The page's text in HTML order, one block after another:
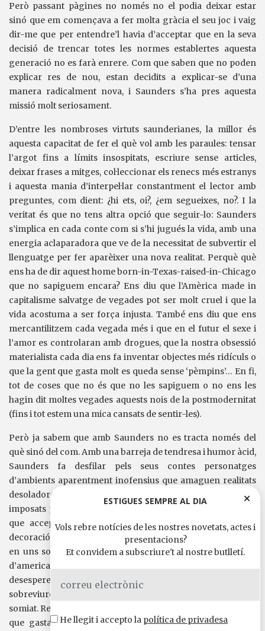
Però passant pàgines no només no el podia deixar estar
sinó que em començava a fer molta gràcia el seu joc i vaig
dir-me que per entendre’l havia d’acceptar que en la seva
decisió de trencar totes les normes establertes aquesta
generació no es farà enrere. Com que saben que no poden
explicar res de nou, estan decidits a explicar-se d’una
manera radicalment nova, i Saunders s’ha pres aquesta
missió molt seriosament.
D’entre les nombroses virtuts saunderianes, la millor és
aquesta capacitat de fer el què vol amb les paraules: tensar
l’argot fins a límits insospitats, escriure sense articles,
deixar frases a mitges, col·leccionar els renecs més estranys
i aquesta mania d’interpel·lar constantment el lector amb
preguntes, com dient: ¿hi ets, oi?, ¿em segueixes, no?. I la
veritat és que no tens altra opció que seguir-lo: Saunders
s’implica en cada conte com si s’hi jugués la vida, amb una
energia aclaparadora que ve de la necessitat de subvertir el
llenguatge per fer aparèixer una nova realitat. Perquè què
ens ha de dir aquest home born-in-Texas-raised-in-Chicago
que no sapiguem encara? Ens diu que l’Amèrica made in
capitalisme salvatge de vegades pot ser molt cruel i que la
vida acostuma a ser força injusta. També ens diu que ens
mercantilitzem cada vegada més i que en el futur el sexe i
l’amor es controlaran amb drogues, que la nostra obsessió
materialista cada dia ens fa inventar objectes més ridículs o
que la gent que gasta molt es queda sense ‘pèmpins’… En fi,
tot de coses que no és que no les sapiguem o no ens les
hagin dit moltes vegades aquests nois de la postmodernitat
(fins i tot estem una mica cansats de sentir-les).
Però ja sabem que amb Saunders no es tracta només del
què sinó del com. Amb una barreja de tendresa i humor àcid,
Saunders fa desfilar pels seus contes personatges
d’ambients aparentment inofensius que amaguen realitats
desoladores: nens que carreguen traumes absurdíssims
imposats per pares sobreprotectors, noies de passat tèrbol
que accepten acabar essent usades com a objectes de
decoració de jardí, homes de mitjana edat que han fracassat
en uns somnis que ni tan sols eren els seus… Una galeria
d’americans, membres d’una decadent classe mitjana, que
desesperen per no ofegar-se en derrotes i intenten
sobreviure en vides que no acaben de ser com les havien
somiat. Realment, si no fos per l’agudíssim sentit de l’humor
que gasta l’autor, acabaríem agafant depressió. Però fa
ESTIGUES SEMPRE AL DIA
Vols rebre notícies de les nostres novetats, actes i
presentacions?
Et convidem a subscriure't al nostre butlletí.
He llegit i accepto la política de privadesa